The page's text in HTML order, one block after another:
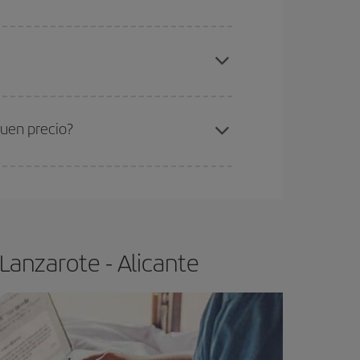
Alicante-dest
precio?
- Alicante